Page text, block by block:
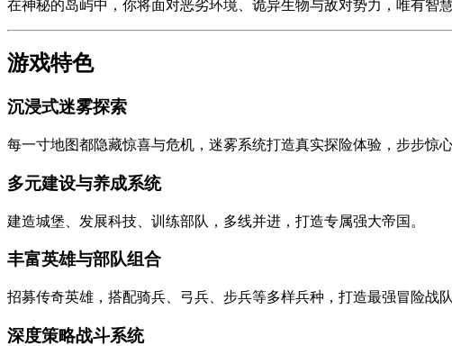
在神秘的岛屿中，你将面对恶劣环境、诡异生物与敌对势力，唯有智
游戏特色
沉浸式迷雾探索
每一寸地图都隐藏惊喜与危机，迷雾系统打造真实探险体验，步步惊心
多元建设与养成系统
建造城堡、发展科技、训练部队，多线并进，打造专属强大帝国。
丰富英雄与部队组合
招募传奇英雄，搭配骑兵、弓兵、步兵等多样兵种，打造最强冒险战队
深度策略战斗系统